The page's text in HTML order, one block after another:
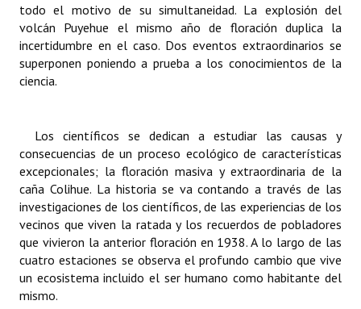
Reconocimientos - Registro
Bariloche, Municipio intercultural
REFORMA DE LA CARTA ORGÁNICA
todo el motivo de su simultaneidad. La explosión del
volcán Puyehue el mismo año de floración duplica la
incertidumbre en el caso. Dos eventos extraordinarios se
superponen poniendo a prueba a los conocimientos de la
ciencia.
Los científicos se dedican a estudiar las causas y
consecuencias de un proceso ecológico de características
excepcionales; la floración masiva y extraordinaria de la
caña Colihue. La historia se va contando a través de las
investigaciones de los científicos, de las experiencias de los
vecinos que viven la ratada y los recuerdos de pobladores
que vivieron la anterior floración en 1938. A lo largo de las
cuatro estaciones se observa el profundo cambio que vive
un ecosistema incluido el ser humano como habitante del
mismo.